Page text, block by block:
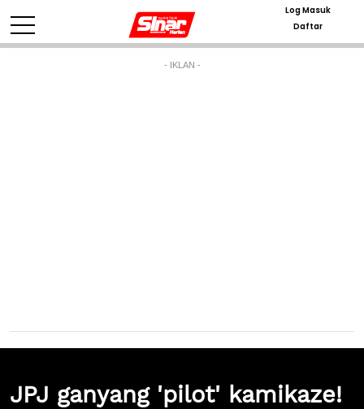
Log Masuk
Daftar
- IKLAN -
JPJ ganyang 'pilot' kamikaze!